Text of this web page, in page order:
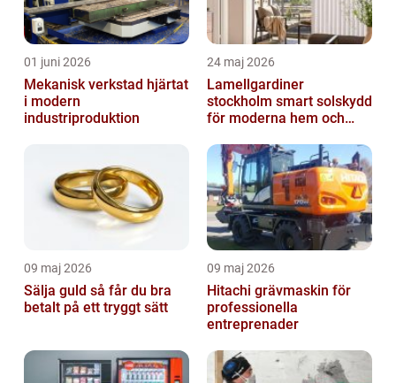
01 juni 2026
Mekanisk verkstad hjärtat
i modern
industriproduktion
24 maj 2026
Lamellgardiner
stockholm smart solskydd
för moderna hem och
09 maj 2026
Sälja guld så får du bra
betalt på ett tryggt sätt
09 maj 2026
Hitachi grävmaskin för
professionella
entreprenader